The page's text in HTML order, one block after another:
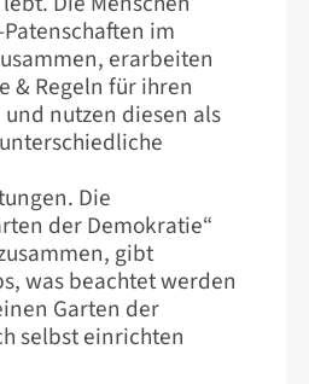
im
erarbeiten
& Regeln für ihren
nutzen diesen als
Die
der Demokratie“
gibt
was beachtet werden
Garten der
selbst einrichten